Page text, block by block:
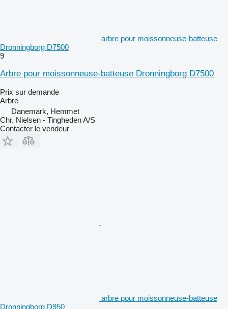
arbre pour moissonneuse-batteuse
Dronningborg D7500
9
Arbre pour moissonneuse-batteuse Dronningborg D7500
Prix sur demande
Arbre
Danemark, Hemmet
Chr. Nielsen - Tingheden A/S
Contacter le vendeur
arbre pour moissonneuse-batteuse
Dronningborg D950